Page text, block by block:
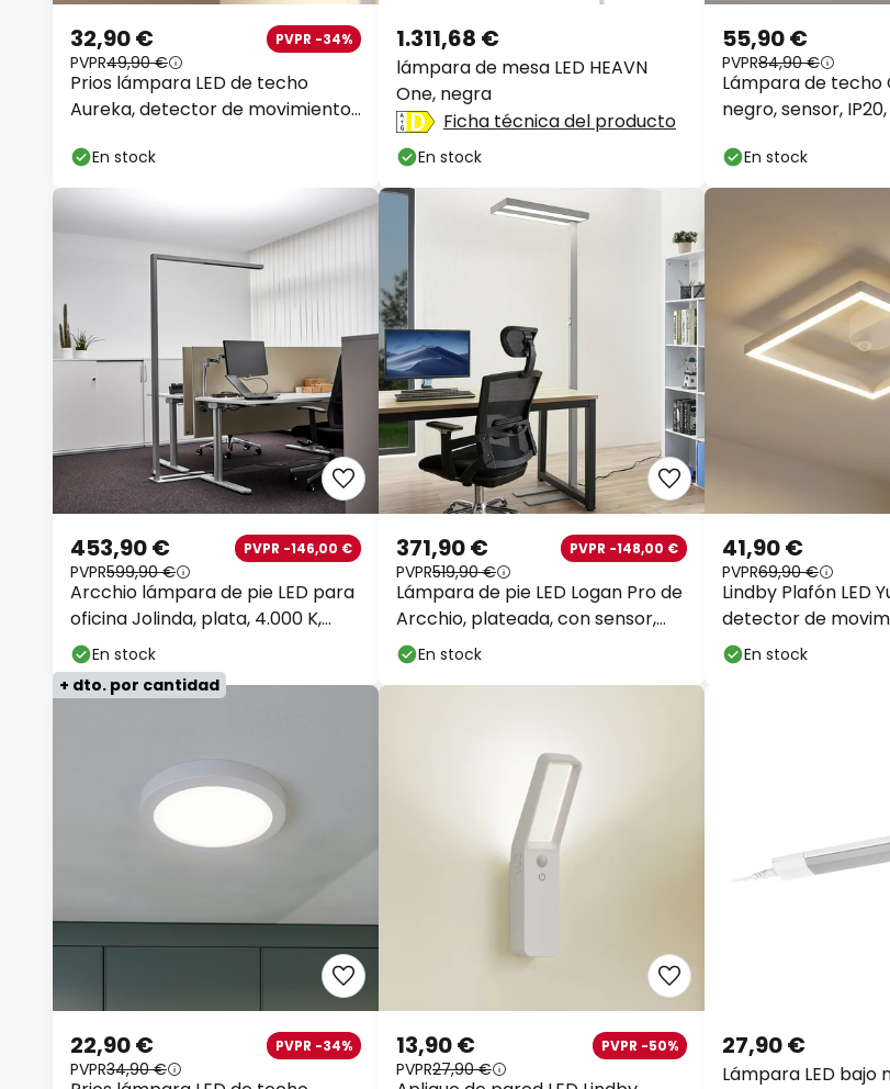
Prios lámpara LED de techo
Aureka, detector de movimiento,
32,90 € PVPR -34%
PVPR49,90 €
En stock
lámpara de mesa LED HEAVN
One, negra
1.311,68 €
Ficha técnica del producto
En stock
Lámpara de techo
negro, sensor,
55,90 €
PVPR84,90 €
En stock
Arcchio lámpara de pie LED para
oficina Jolinda, plata, 4.000 K,
sensor
453,90 € PVPR -146,00 €
PVPR599,90 €
En stock
Lámpara de pie LED Logan Pro de
Arcchio, plateada, con sensor,
atenuable
371,90 € PVPR -148,00 €
PVPR519,90 €
En stock
Lindby Plafón LED
detector de
41,90 €
PVPR69,90 €
En stock
+ dto. por cantidad
22,90 € PVPR -34%
PVPR34,90 €
13,90 € PVPR -50%
PVPR27,90 €
Lámpara LED bajo
27,90 €